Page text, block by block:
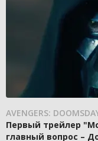
AVENGERS:
Первый трейлер
главный вопрос –